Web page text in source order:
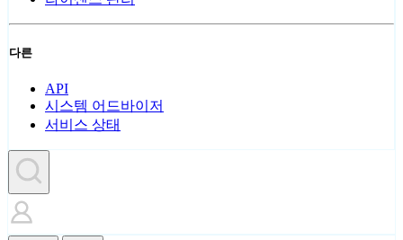
다른
API
시스템 어드바이저
서비스 상태